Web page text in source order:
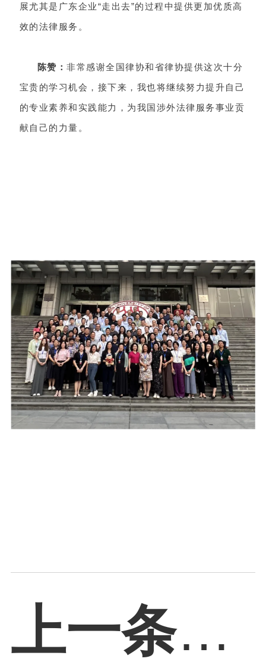
展尤其是广东企业“走出去”的过程中提供更加优质高
效的法律服务。
陈赞：非常感谢全国律协和省律协提供这次十分
宝贵的学习机会，接下来，我也将继续努力提升自己
的专业素养和实践能力，为我国涉外法律服务事业贡
献自己的力量。
上一条：